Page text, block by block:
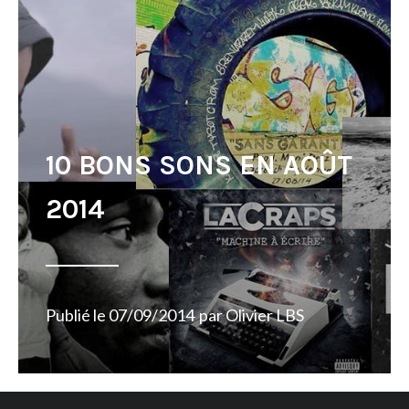
10 BONS SONS EN AOÛT
2014
Publié le 07/09/2014 parOlivier LBS